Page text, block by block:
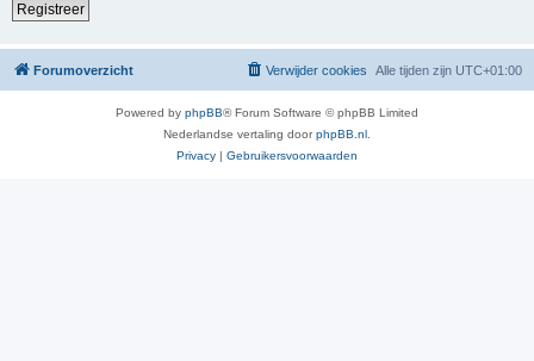
Registreer
Forumoverzicht Alle tijden zijn UTC+01:00
Verwijder cookies
Powered by phpBB® Forum Software © phpBB Limited
Nederlandse vertaling doorphpBB.nl.
Privacy | Gebruikersvoorwaarden